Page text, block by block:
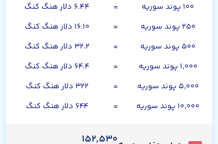
۱۰۰ پوند سوریه
=
۶.۴۴ دلار هنگ کنگ
۲۵۰ پوند سوریه
=
۱۶.۱۰ دلار هنگ کنگ
۵۰۰ پوند سوریه
=
۳۲.۲ دلار هنگ کنگ
۱,۰۰۰ پوند سوریه
=
۶۴.۴ دلار هنگ کنگ
۵,۰۰۰ پوند سوریه
=
۳۲۲ دلار هنگ کنگ
۱۰,۰۰۰ پوند سوریه
= ۶۴۴ دلار هنگ کنگ
۱۵۲,۵۳۰